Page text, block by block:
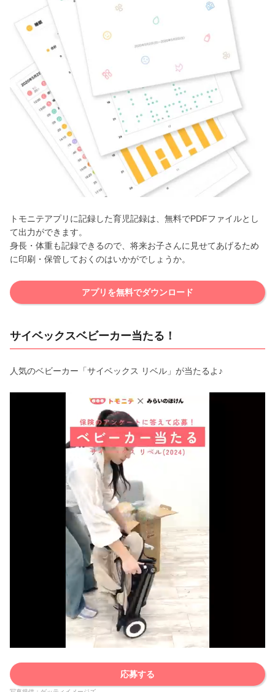
トモニテアプリに記録した育児記録は、無料でPDFファイルとし
て出力ができます。
身長・体重も記録できるので、将来お子さんに見せてあげるため
に印刷・保管しておくのはいかがでしょうか。
アプリを無料でダウンロード
サイベックスベビーカー当たる！
人気のベビーカー「サイベックス リベル」が当たるよ♪
応募する